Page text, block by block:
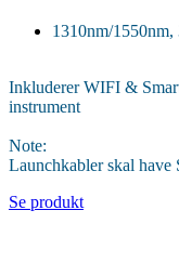
1310nm/1550nm,
Inkluderer WIFI &
instrument
Note:
Launchkabler skal
Se produkt